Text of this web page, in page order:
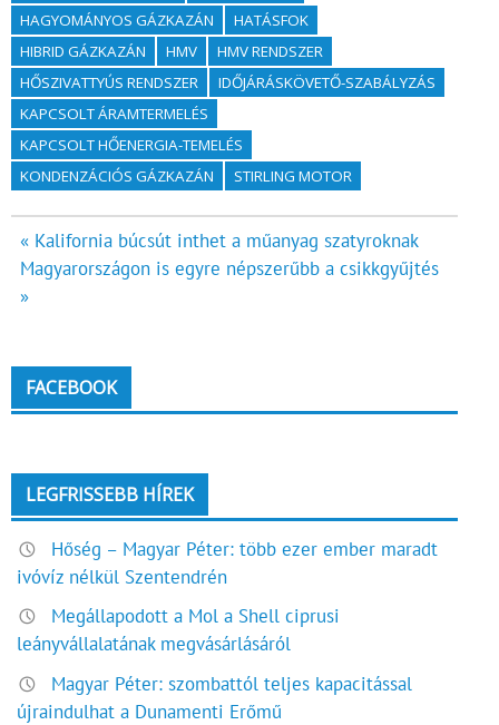
HAGYOMÁNYOS GÁZKAZÁN
HATÁSFOK
HIBRID GÁZKAZÁN
HMV
HMV RENDSZER
HŐSZIVATTYÚS RENDSZER
IDŐJÁRÁSKÖVETŐ-SZABÁLYZÁS
KAPCSOLT ÁRAMTERMELÉS
KAPCSOLT HŐENERGIA-TEMELÉS
KONDENZÁCIÓS GÁZKAZÁN
STIRLING MOTOR
Bejegyzés
navigáció
« Kalifornia búcsút inthet a műanyag szatyroknak
Magyarországon is egyre népszerűbb a csikkgyűjtés
»
FACEBOOK
LEGFRISSEBB HÍREK
Hőség – Magyar Péter: több ezer ember maradt
ivóvíz nélkül Szentendrén
Megállapodott a Mol a Shell ciprusi
leányvállalatának megvásárlásáról
Magyar Péter: szombattól teljes kapacitással
újraindulhat a Dunamenti Erőmű